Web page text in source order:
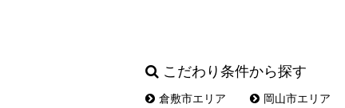
こだわり条件から探す
倉敷市エリア 岡山市エリア